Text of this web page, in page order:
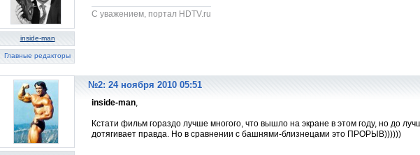
inside-man
Главные редакторы
C уважением, портал HDTV.ru
№2: 24 ноября 2010 05:51
inside-man,
Кстати фильм гораздо лучше многого, что вышло на экране в этом году, но до
дотягивает правда. Но в сравнении с башнями-близнецами это ПРОРЫВ))))))